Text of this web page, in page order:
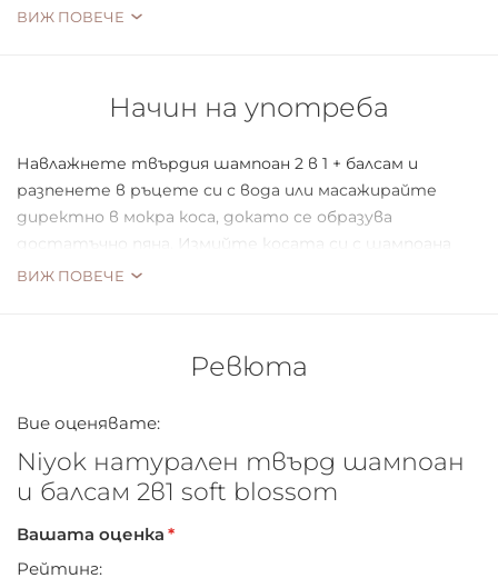
100% без пластмаса.
Sodium Benzoate, Limonene, Linalool
ВИЖ ПОВЕЧЕ
Начин на употреба
Навлажнете твърдия шампоан 2 в 1 + балсам и
разпенете в ръцете си с вода или масажирайте
директно в мокра коса, докато се образува
достатъчно пяна. Измийте косата си с шампоана
както обикновено, оставете я за кратко и
ВИЖ ПОВЕЧЕ
Ревюта
Вие оценявате:
Niyok натурален твърд шампоан
и балсам 2в1 soft blossom
Вашата оценка
Рейтинг: